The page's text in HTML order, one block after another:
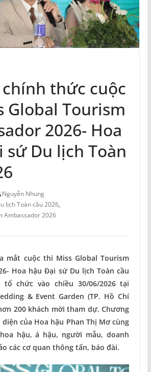
chính thức cuộc
Global Tourism
2026- Hoa
sứ Du lịch Toàn
Nguyễn Nhung
lịch Toàn cầu 2026,
Ambassador 2026
mắt cuộc thi Miss Global Tourism
Hoa hậu Đại sứ Du lịch Toàn cầu
tổ chức vào chiều 30/06/2026 tại
& Event Garden (TP. Hồ Chí
200 khách mời tham dự. Chương
của Hoa hậu Phan Thị Mơ cùng
hậu, á hậu, người mẫu, doanh
các cơ quan thông tấn, báo đài.